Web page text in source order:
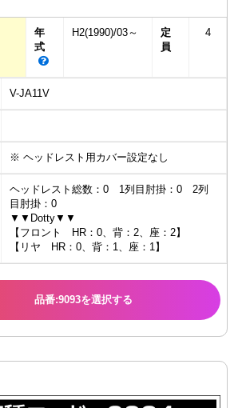
年
式
H2(1990)/03～
定
員
4
V-JA11V
※ ヘッドレスト用カバー設定なし
ヘッドレスト総数：0 1列目肘掛：0 2列
目肘掛：0
▼▼Dotty▼▼
【フロント HR：0、背：2、座：2】
【リヤ HR：0、背：1、座：1】
品番:9093を選択する